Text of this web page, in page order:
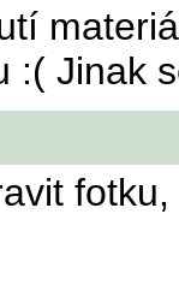
:( Jinak